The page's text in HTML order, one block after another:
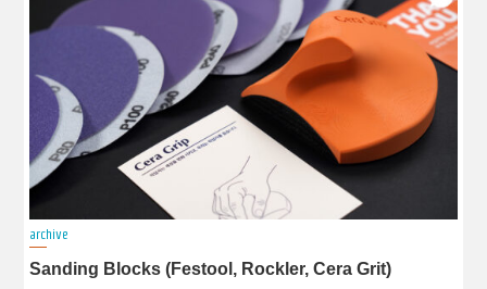
archive
Sanding Blocks (Festool, Rockler, Cera Grit)